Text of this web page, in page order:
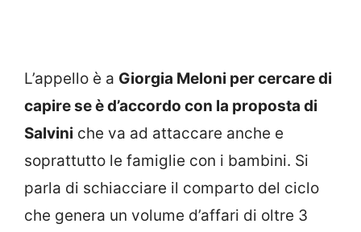
L’appello è a Giorgia Meloni per cercare di
capire se è d’accordo con la proposta di
Salvini che va ad attaccare anche e
soprattutto le famiglie con i bambini. Si
parla di schiacciare il comparto del ciclo
che genera un volume d’affari di oltre 3